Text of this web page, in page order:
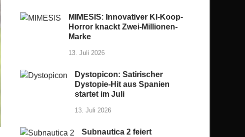
MIMESIS: Innovativer KI-Koop-
Horror knackt Zwei-Millionen-
Marke
13. Juli 2026
Dystopicon: Satirischer
Dystopie-Hit aus Spanien
startet im Juli
13. Juli 2026
Subnautica 2 feiert